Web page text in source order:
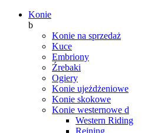
Konie
b
Konie na sprzedaż
Kuce
Embriony
Źrebaki
Ogiery
Konie ujeżdżeniowe
Konie skokowe
Konie westernowe d
Western Riding
Reining